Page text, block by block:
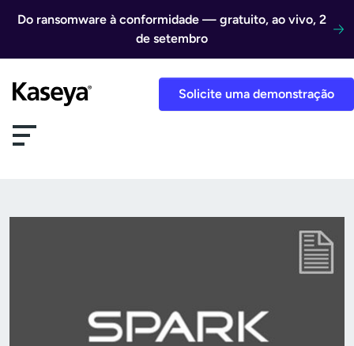
Do ransomware à conformidade — gratuito, ao vivo, 2
de setembro
Solicite uma demonstração